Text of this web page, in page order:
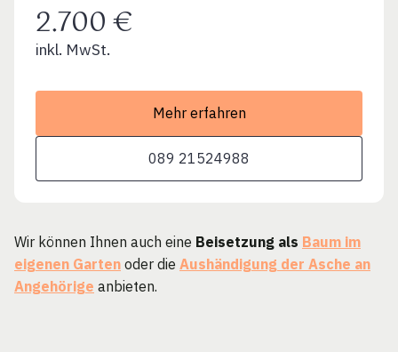
2.700 €
inkl. MwSt.
Mehr erfahren
089 21524988
Wir können Ihnen auch eine Beisetzung als Baum im
eigenen Garten oder die Aushändigung der Asche an
Angehörige anbieten.